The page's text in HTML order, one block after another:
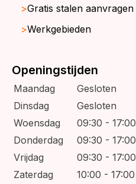
Gratis stalen aanvragen
Werkgebieden
Openingstijden
Maandag
Gesloten
Dinsdag
Gesloten
Woensdag
09:30 - 17:00
Donderdag
09:30 - 17:00
Vrijdag
09:30 - 17:00
Zaterdag
10:00 - 17:00